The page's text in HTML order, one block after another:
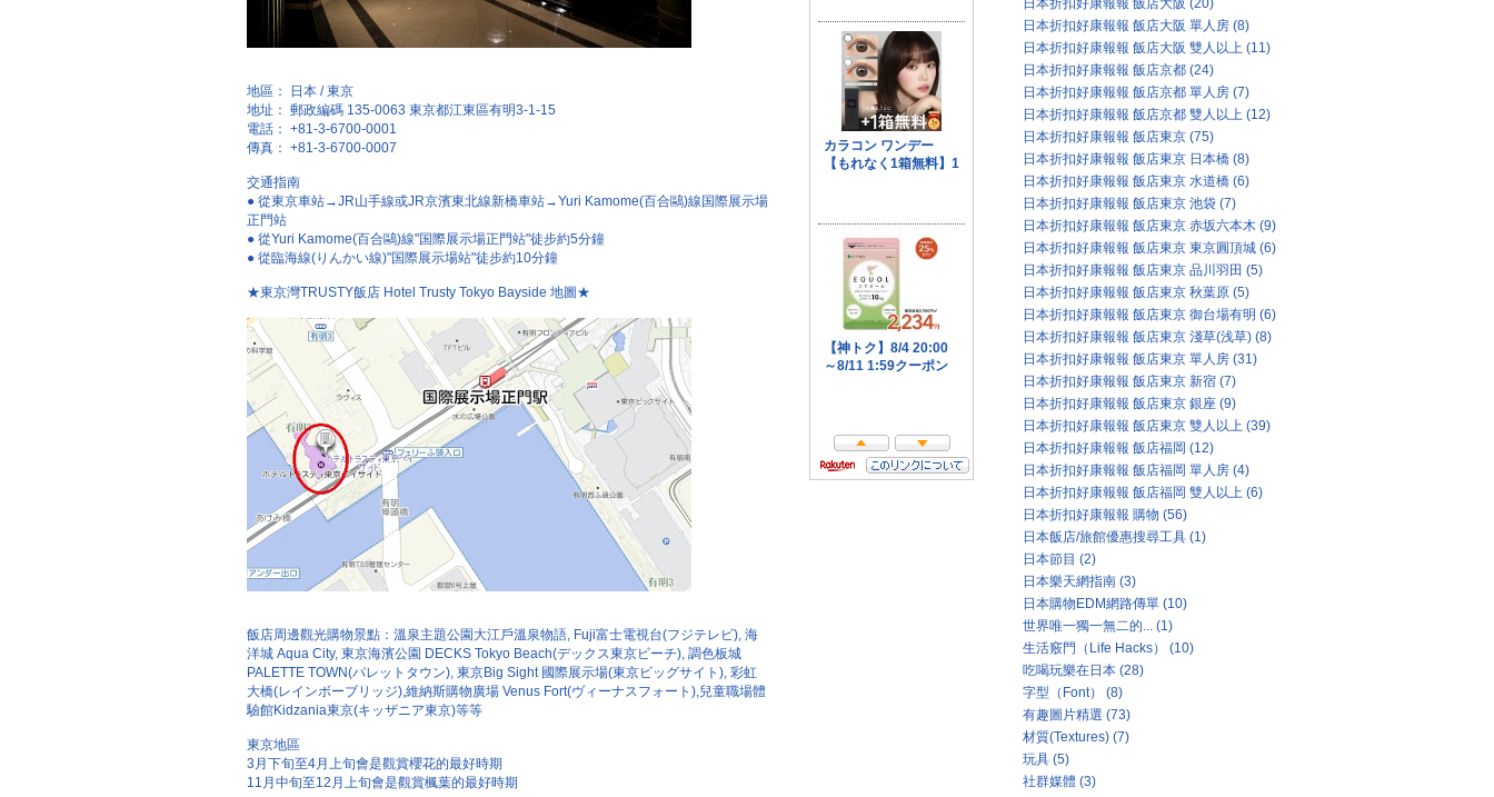
地區： 日本 / 東京
地址： 郵政編碼 135-0063 東京都江東區有明3-1-15
電話： +81-3-6700-0001
傳真： +81-3-6700-0007
交通指南
● 從東京車站→JR山手線或JR京濱東北線新橋車站→Yuri Kamome(百合鷗)線国際展示場
正門站
● 從Yuri Kamome(百合鷗)線"国際展示場正門站"徒步約5分鐘
● 從臨海線(りんかい線)"国際展示場站"徒步約10分鐘
★東京灣TRUSTY飯店 Hotel Trusty Tokyo Bayside 地圖★
飯店周邊觀光購物景點：溫泉主題公園大江戶溫泉物語, Fuji富士電視台(フジテレビ), 海
洋城 Aqua City, 東京海濱公園 DECKS Tokyo Beach(デックス東京ビーチ), 調色板城
PALETTE TOWN(パレットタウン), 東京Big Sight 國際展示場(東京ビッグサイト), 彩虹
大橋(レインボーブリッジ),維納斯購物廣場 Venus Fort(ヴィーナスフォート),兒童職場體
驗館Kidzania東京(キッザニア東京)等等
東京地區
3月下旬至4月上旬會是觀賞櫻花的最好時期
11月中旬至12月上旬會是觀賞楓葉的最好時期
日本折扣好康報報 飯店大阪 (20)
日本折扣好康報報 飯店大阪 單人房 (8)
日本折扣好康報報 飯店大阪 雙人以上 (11)
日本折扣好康報報 飯店京都 (24)
日本折扣好康報報 飯店京都 單人房 (7)
日本折扣好康報報 飯店京都 雙人以上 (12)
日本折扣好康報報 飯店東京 (75)
日本折扣好康報報 飯店東京 日本橋 (8)
日本折扣好康報報 飯店東京 水道橋 (6)
日本折扣好康報報 飯店東京 池袋 (7)
日本折扣好康報報 飯店東京 赤坂六本木 (9)
日本折扣好康報報 飯店東京 東京圓頂城 (6)
日本折扣好康報報 飯店東京 品川羽田 (5)
日本折扣好康報報 飯店東京 秋葉原 (5)
日本折扣好康報報 飯店東京 御台場有明 (6)
日本折扣好康報報 飯店東京 淺草(浅草) (8)
日本折扣好康報報 飯店東京 單人房 (31)
日本折扣好康報報 飯店東京 新宿 (7)
日本折扣好康報報 飯店東京 銀座 (9)
日本折扣好康報報 飯店東京 雙人以上 (39)
日本折扣好康報報 飯店福岡 (12)
日本折扣好康報報 飯店福岡 單人房 (4)
日本折扣好康報報 飯店福岡 雙人以上 (6)
日本折扣好康報報 購物 (56)
日本飯店/旅館優惠搜尋工具 (1)
日本節目 (2)
日本樂天網指南 (3)
日本購物EDM網路傳單 (10)
世界唯一獨一無二的... (1)
生活竅門（Life Hacks）
(10)
吃喝玩樂在日本 (28)
字型（Font）
(8)
有趣圖片精選 (73)
材質(Textures) (7)
玩具 (5)
社群媒體 (3)